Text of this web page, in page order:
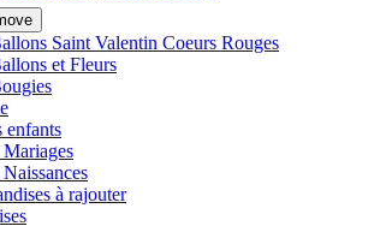
Saint Valentin Coeurs Rouges
et Fleurs
enfants
à rajouter